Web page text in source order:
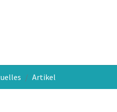
Artikel